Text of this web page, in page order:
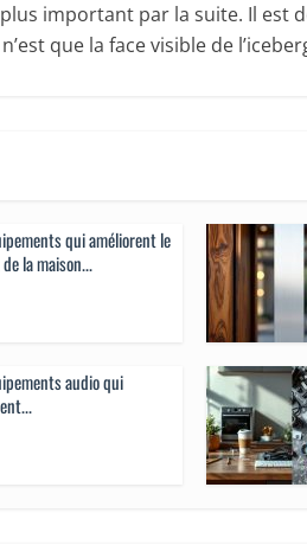
important par la suite. Il est
que la face visible de
qui améliorent le
la maison...
audio qui